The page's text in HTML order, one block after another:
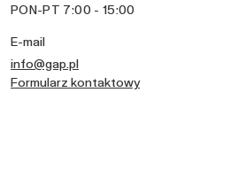
PON-PT 7:00 - 15:00
E-mail
info@gap.pl
Formularz kontaktowy